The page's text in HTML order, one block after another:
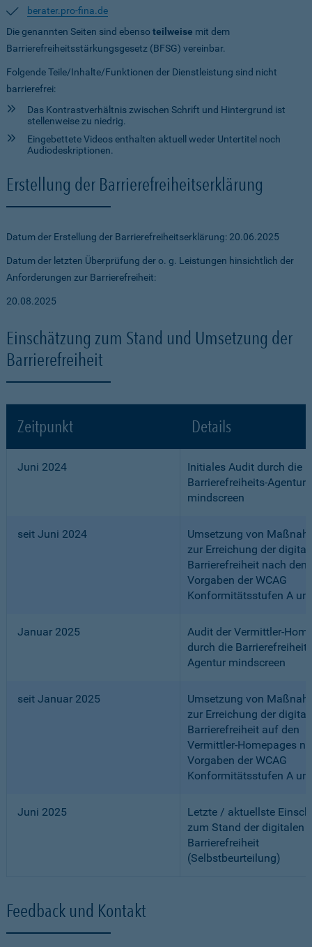
berater.pro-fina.de
Die genannten Seiten sind ebensoteilweise mit dem
Barrierefreiheitsstärkungsgesetz (BFSG) vereinbar.
Folgende Teile/Inhalte/Funktionen der Dienstleistung sind nicht
barrierefrei:
Das Kontrastverhältnis zwischen Schrift und Hintergrund ist
stellenweise zu niedrig.
Eingebettete Videos enthalten aktuell weder Untertitel noch
Audiodeskriptionen.
Erstellung der Barrierefreiheitserklärung
Datum der Erstellung der Barrierefreiheitserklärung: 20.06.2025
Datum der letzten Überprüfung der o. g. Leistungen hinsichtlich der
Anforderungen zur Barrierefreiheit:
20.08.2025
Einschätzung zum Stand und Umsetzung der
Barrierefreiheit
Zeitpunkt Details
Juni 2024
Initiales Audit durch die
Barrierefreiheits-Agentur
mindscreen
seit Juni 2024
Umsetzung von
zur Erreichung der
Barrierefreiheit nach den
Vorgaben der WCAG
Konformitätsstufen A
Januar 2025
Audit der Vermittler-
durch die
Agentur mindscreen
seit Januar 2025
Umsetzung von
zur Erreichung der
Barrierefreiheit auf den
Vermittler-Homepages
Vorgaben der WCAG
Konformitätsstufen A
Juni 2025
Letzte / aktuellste
zum Stand der digitalen
Barrierefreiheit
(Selbstbeurteilung)
Feedback und Kontakt